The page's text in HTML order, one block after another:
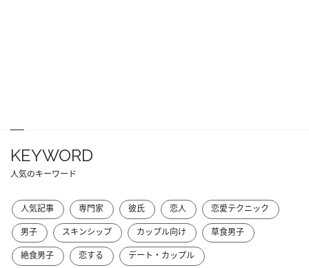
KEYWORD
人気のキーワード
人気記事 専門家 彼氏 恋人
恋愛テクニック
男子
スキンシップ カップル向け
草食男子
絶食男子
恋する デート・カップル